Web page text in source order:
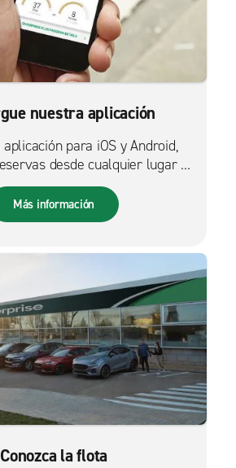
nuestra aplicación
para iOS y Android,
desde cualquier lugar es
más fácil que nunca.
Más información
Conozca la flota